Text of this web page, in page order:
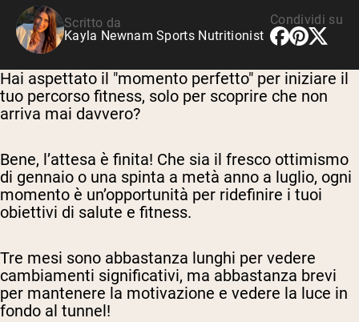
Shop All Vegan Protein
Scritto da
Kayla Newnam Sports Nutritionist
Condividi su
Hai aspettato il "momento perfetto" per iniziare il
tuo percorso fitness, solo per scoprire che non
arriva mai davvero?
Bene, l’attesa è finita! Che sia il fresco ottimismo
di gennaio o una spinta a metà anno a luglio, ogni
momento è un’opportunità per ridefinire i tuoi
obiettivi di salute e fitness.
Tre mesi sono abbastanza lunghi per vedere
cambiamenti significativi, ma abbastanza brevi
per mantenere la motivazione e vedere la luce in
fondo al tunnel!